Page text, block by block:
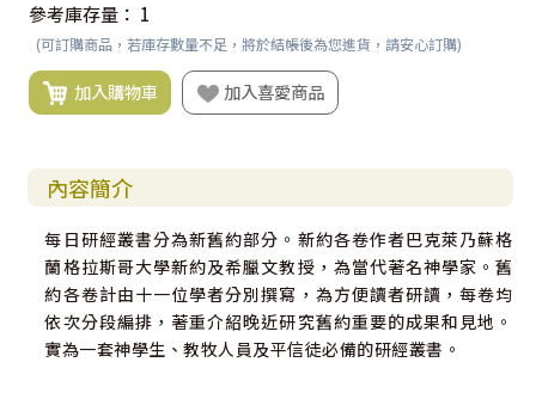
參考庫存量： 1
(可訂購商品，若庫存數量不足，將於結帳後為您進貨，請安心訂購)
加入購物車 加入喜愛商品
內容簡介
每日研經叢書分為新舊約部分。新約各卷作者巴克萊乃蘇格
蘭格拉斯哥大學新約及希臘文教授，為當代著名神學家。舊
約各卷計由十一位學者分別撰寫，為方便讀者研讀，每卷均
依次分段編排，著重介紹晚近研究舊約重要的成果和見地。
實為一套神學生、教牧人員及平信徒必備的研經叢書。